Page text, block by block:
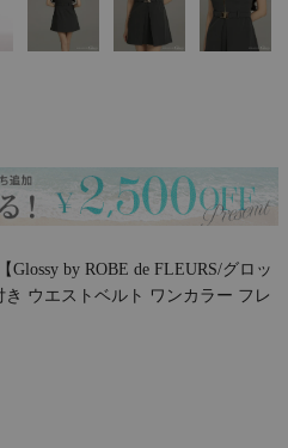
by ROBE de FLEURS/グロッ
ウエストベルト ワンカラー フレ